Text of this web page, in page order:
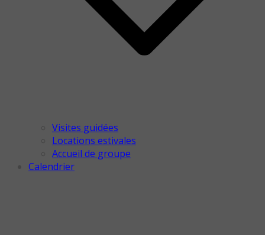
Visites guidées
Locations estivales
Accueil de groupe
Calendrier